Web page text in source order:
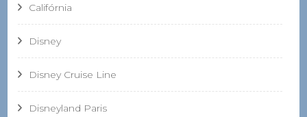
Califórnia
Disney
Disney Cruise Line
Disneyland Paris